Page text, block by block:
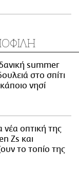
summer
στο σπίτι
νησί
νέα οπτική της
Zs και
το τοπίο της